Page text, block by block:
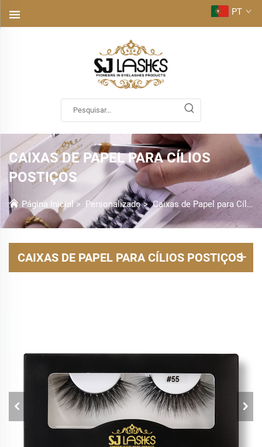
PT
CAIXAS DE PAPEL PARA CÍLIOS
POSTIÇOS
Página Inicial> Personalizado>Caixas de Papel para Cílios em Tira
CAIXAS DE PAPEL PARA CÍLIOS POSTIÇOS